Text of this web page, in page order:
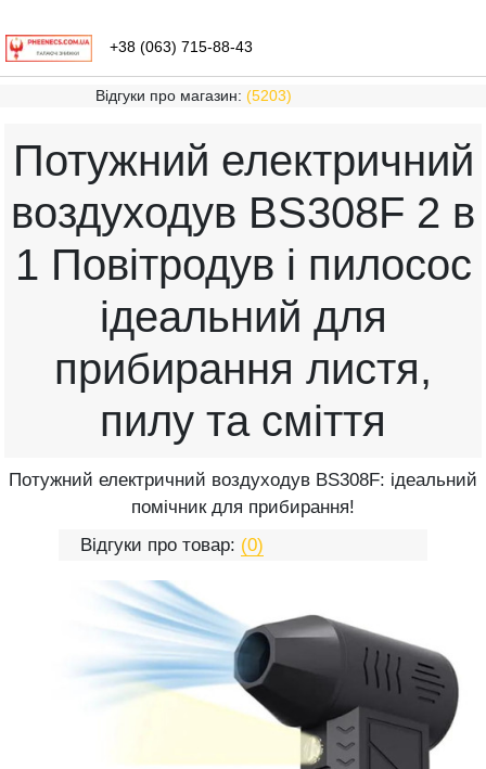
+38 (063) 715-88-43
Відгуки про магазин: (5203)
Потужний електричний
воздуходув BS308F 2 в
1 Повітродув і пилосос
ідеальний для
прибирання листя,
пилу та сміття
Потужний електричний воздуходув BS308F: ідеальний
помічник для прибирання!
Відгуки про товар: (0)